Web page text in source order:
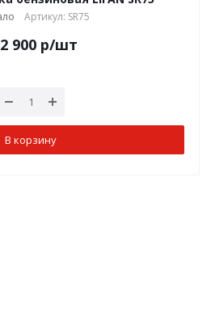
Артикул: SR75
900 р/шт
В корзину